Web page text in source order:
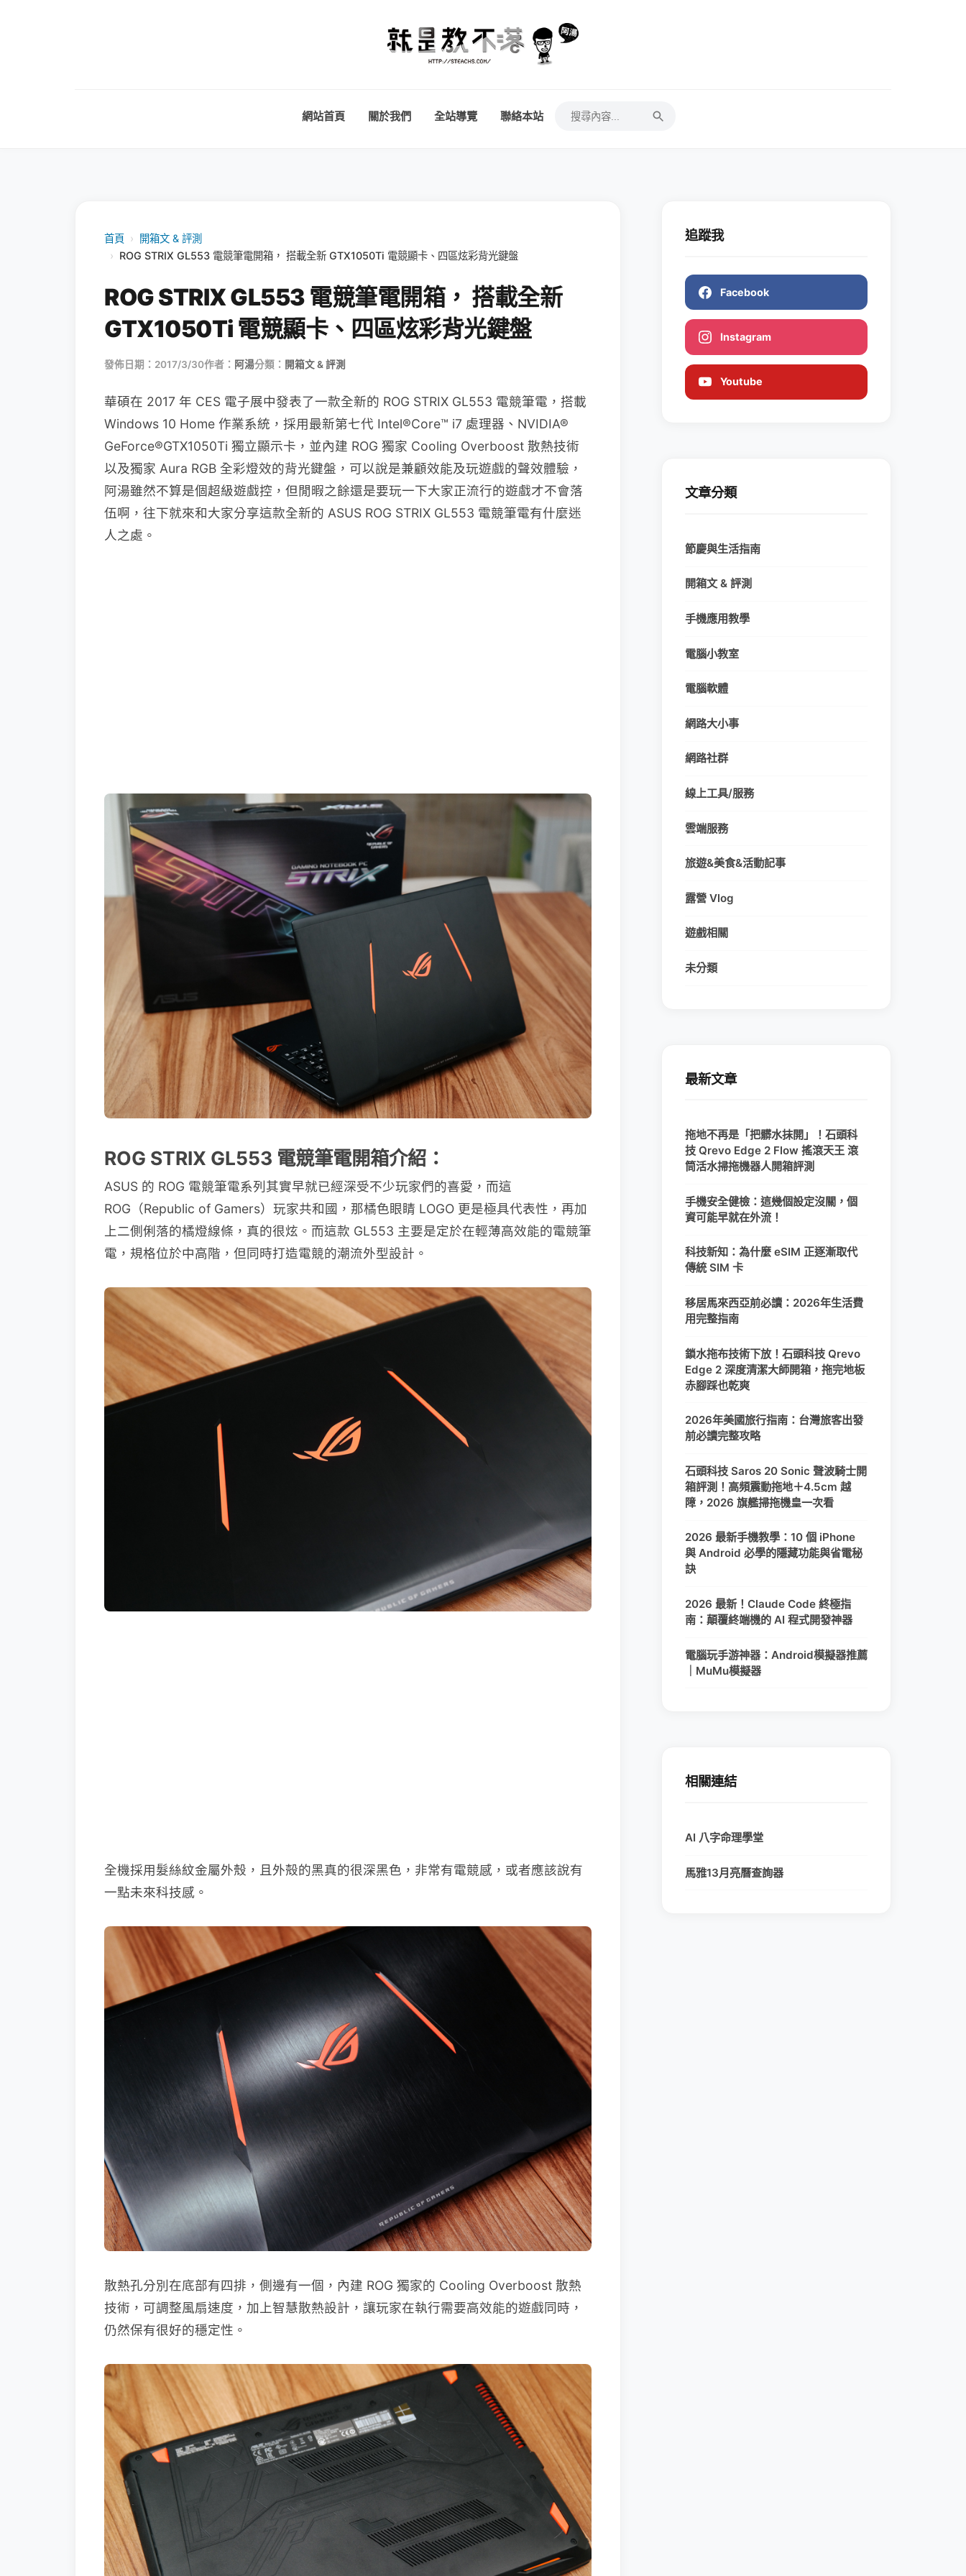
網站首頁 關於我們 全站導覽 聯絡本站
首頁 ›
開箱文 & 評測
› ROG STRIX GL553 電競筆電開箱， 搭載全新 GTX1050Ti 電競顯卡、四區炫彩背光鍵盤
ROG STRIX GL553 電競筆電開箱， 搭載全新
GTX1050Ti 電競顯卡、四區炫彩背光鍵盤
發佈日期：2017/3/30作者： 阿湯分類： 開箱文 & 評測
華碩在 2017 年 CES 電子展中發表了一款全新的 ROG STRIX GL553 電競筆電，搭載
Windows 10 Home 作業系統，採用最新第七代 Intel®Core™ i7 處理器、NVIDIA®
GeForce®GTX1050Ti 獨立顯示卡，並內建 ROG 獨家 Cooling Overboost 散熱技術
以及獨家 Aura RGB 全彩燈效的背光鍵盤，可以說是兼顧效能及玩遊戲的聲效體驗，
阿湯雖然不算是個超級遊戲控，但閒暇之餘還是要玩一下大家正流行的遊戲才不會落
伍啊，往下就來和大家分享這款全新的 ASUS ROG STRIX GL553 電競筆電有什麼迷
人之處。
ROG STRIX GL553 電競筆電開箱介紹：
ASUS 的 ROG 電競筆電系列其實早就已經深受不少玩家們的喜愛，而這
ROG（Republic of Gamers）玩家共和國，那橘色眼睛 LOGO 更是極具代表性，再加
上二側俐落的橘燈線條，真的很炫。而這款 GL553 主要是定於在輕薄高效能的電競筆
電，規格位於中高階，但同時打造電競的潮流外型設計。
全機採用髮絲紋金屬外殼，且外殻的黑真的很深黑色，非常有電競感，或者應該說有
一點未來科技感。
散熱孔分別在底部有四排，側邊有一個，內建 ROG 獨家的 Cooling Overboost 散熱
技術，可調整風扇速度，加上智慧散熱設計，讓玩家在執行需要高效能的遊戲同時，
仍然保有很好的穩定性。
追蹤我
Facebook
Instagram
Youtube
文章分類
節慶與生活指南
開箱文 & 評測
手機應用教學
電腦小教室
電腦軟體
網路大小事
網路社群
線上工具/服務
雲端服務
旅遊&美食&活動記事
露營 Vlog
遊戲相關
未分類
最新文章
拖地不再是「把髒水抹開」！石頭科
技 Qrevo Edge 2 Flow 搖滾天王 滾
筒活水掃拖機器人開箱評測
手機安全健檢：這幾個設定沒關，個
資可能早就在外流！
科技新知：為什麼 eSIM 正逐漸取代
傳統 SIM 卡
移居馬來西亞前必讀：2026年生活費
用完整指南
鎖水拖布技術下放！石頭科技 Qrevo
Edge 2 深度清潔大師開箱，拖完地板
赤腳踩也乾爽
2026年美國旅行指南：台灣旅客出發
前必讀完整攻略
石頭科技 Saros 20 Sonic 聲波騎士開
箱評測！高頻震動拖地＋4.5cm 越
障，2026 旗艦掃拖機皇一次看
2026 最新手機教學：10 個 iPhone
與 Android 必學的隱藏功能與省電秘
訣
2026 最新！Claude Code 終極指
南：顛覆終端機的 AI 程式開發神器
電腦玩手游神器：Android模擬器推薦
｜MuMu模擬器
相關連結
AI 八字命理學堂
馬雅13月亮曆查詢器